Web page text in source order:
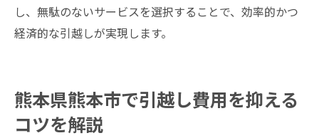
し、無駄のないサービスを選択することで、効率的かつ
経済的な引越しが実現します。
熊本県熊本市で引越し費用を抑える
コツを解説